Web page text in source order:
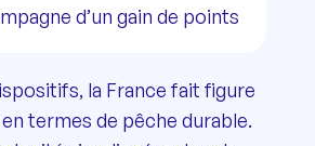
d’un gain de points
la France fait figure
termes de pêche durable.